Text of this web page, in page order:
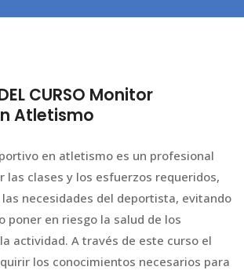
CURSO Monitor
Atletismo
en atletismo es un profesional
las clases y los esfuerzos requeridos,
necesidades del deportista, evitando
poner en riesgo la salud de los
actividad. A través de este curso el
los conocimientos necesarios para